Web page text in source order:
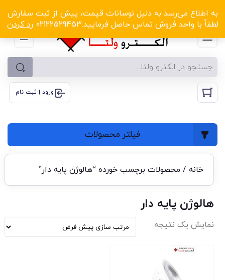
به اطلاع می‌رسد به دلیل نوسانات قیمت، پیش از ثبت سفارش
لطفاً با واحد فروش تماس حاصل فرمایید.02122529453
رد کردن
الکترو ولتا با تخفیف‌های شگفت‌انگیز! کلیک کنید
ورود | ثبت نام
فیلتر محصولات
خانه / محصولات برچسب خورده “هالوژن پایه دار”
هالوژن پایه دار
نمایش یک نتیجه